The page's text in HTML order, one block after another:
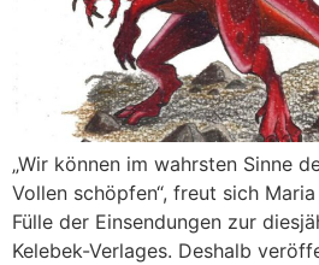
„Wir können im wahrsten Sinne
Vollen schöpfen“, freut sich
Fülle der Einsendungen zur
Kelebek-Verlages. Deshalb